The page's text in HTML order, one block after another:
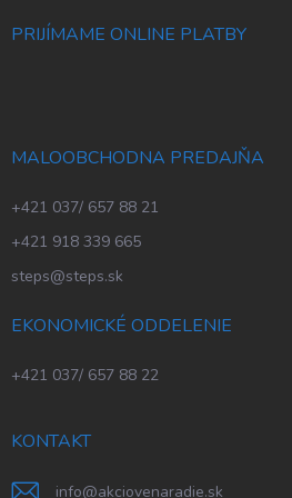
PRIJÍMAME ONLINE PLATBY
MALOOBCHODNA PREDAJŇA
+421 037/ 657 88 21
+421 918 339 665
steps@steps.sk
EKONOMICKÉ ODDELENIE
+421 037/ 657 88 22
KONTAKT
info@akciovenaradie.sk